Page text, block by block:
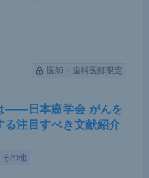
医師・歯科医師限定
――日本癌学会 がんを
る注目すべき文献紹介
の他